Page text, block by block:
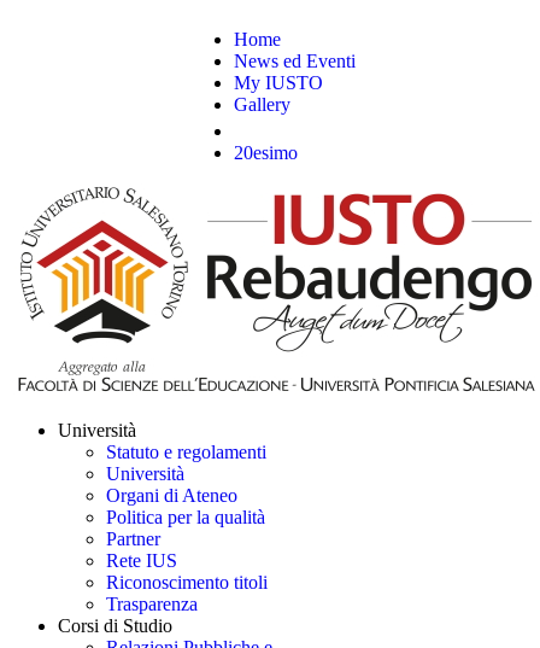
Home
News ed Eventi
My IUSTO
Gallery
20esimo
Università
Statuto e regolamenti
Università
Organi di Ateneo
Politica per la qualità
Partner
Rete IUS
Riconoscimento titoli
Trasparenza
Corsi di Studio